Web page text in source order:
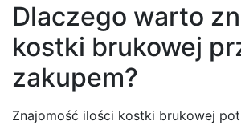
Dlaczego warto
kostki brukowej
zakupem?
Znajomość ilości kostki brukowej